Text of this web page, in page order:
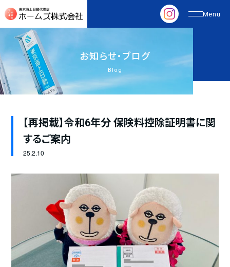
お知らせ・ブログ
Blog
【再掲載】令和6年分 保険料控除証明書に関
するご案内
25.2.10